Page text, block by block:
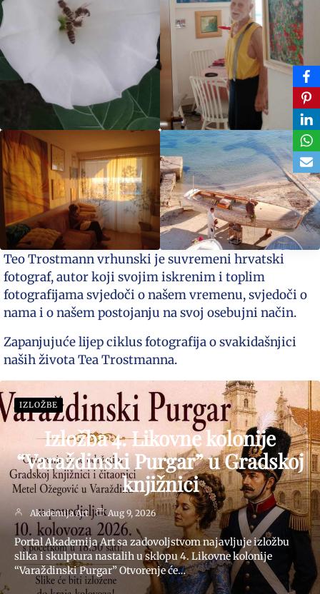
Teo Trostmann vrhunski je suvremeni hrvatski
fotograf, autor koji svojim iskrenim i toplim
fotografijama svjedoči o našem vremenu, svjedoči o
nama i o našem postojanju na svoj osebujni način.
Zapanjujuće lijep ciklus fotografija o svakidašnjici
naših života Tea Trostmanna.
IZLOŽBE
Izložba 4. Likovne kolonije
“Varaždinski Purgar” u Gradskoj
knjižnici
Akademija Art Aug 9, 2026
Portal Akademija Art sa zadovoljstvom najavljuje izložbu
slika i skulptura nastalih u sklopu 4. Likovne kolonije
“Varaždinski Purgar” Otvorenje će…